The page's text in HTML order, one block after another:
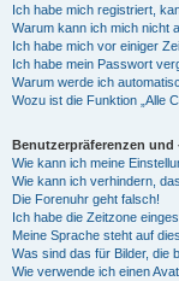
Ich habe mich registriert,
Warum kann ich mich nicht
Ich habe mich vor einiger
Ich habe mein Passwort
Warum werde ich
Wozu ist die Funktion „Alle
Benutzerpräferenzen und
Wie kann ich meine
Wie kann ich verhindern,
Die Forenuhr geht falsch!
Ich habe die Zeitzone
Meine Sprache steht auf
Was sind das für Bilder, die
Wie verwende ich einen